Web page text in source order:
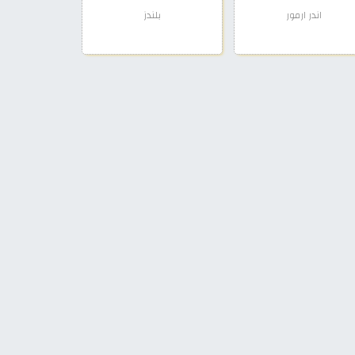
اندر ارمور بلندز